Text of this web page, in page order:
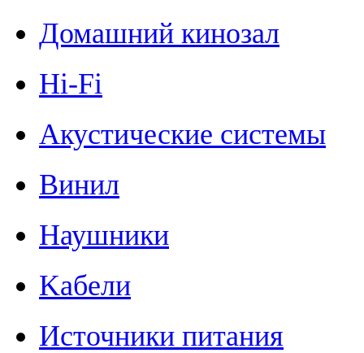
Домашний кинозал
Hi-Fi
Акустические системы
Винил
Наушники
Kабели
Источники питания